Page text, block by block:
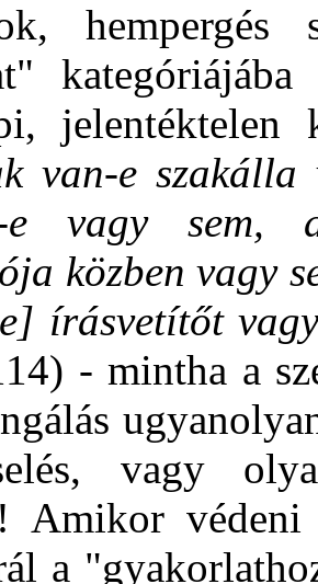
van-e szakálla
e vagy sem,
közben vagy
írásvetítőt
- mintha a
vagy
Amikor
a